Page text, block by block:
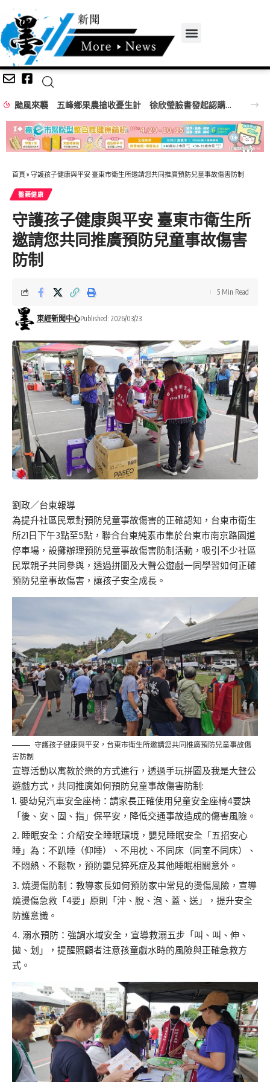
颱風來襲 五峰鄉果農搶收憂生計 徐欣瑩臉書發起認購水梨行動
首頁 » 守護孩子健康與平安 臺東市衛生所邀請您共同推廣預防兒童事故傷害防制
醫藥健康
守護孩子健康與平安 臺東市衛生所
邀請您共同推廣預防兒童事故傷害
防制
東經新聞中心Published: 2026/03/23
5 Min Read
劉政／台東報導
為提升社區民眾對預防兒童事故傷害的正確認知，台東市衛生
所21日下午3點至5點，聯合台東純素市集於台東市南京路園道
停車場，設攤辦理預防兒童事故傷害防制活動，吸引不少社區
民眾親子共同參與，透過拼圖及大聲公遊戲一同學習如何正確
預防兒童事故傷害，讓孩子安全成長。
守護孩子健康與平安，台東市衛生所邀請您共同推廣預防兒童事故傷
害防制
宣導活動以寓教於樂的方式進行，透過手玩拼圖及我是大聲公
遊戲方式，共同推廣如何預防兒童事故傷害防制:
嬰幼兒汽車安全座椅：請家長正確使用兒童安全座椅4要訣
「後、安、固、指」保平安，降低交通事故造成的傷害風險。
睡眠安全：介紹安全睡眠環境，嬰兒睡眠安全「五招安心
睡」為：不趴睡（仰睡）、不用枕、不同床（同室不同床）、
不悶熱、不鬆軟，預防嬰兒猝死症及其他睡眠相關意外。
燒燙傷防制：教導家長如何預防家中常見的燙傷風險，宣導
燒燙傷急救「4要」原則「沖、脫、泡、蓋、送」，提升安全
防護意識。
溺水預防：強調水域安全，宣導救溺五步「叫、叫、伸、
拋、划」，提醒照顧者注意孩童戲水時的風險與正確急救方
式。